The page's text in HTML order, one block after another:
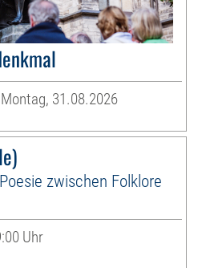
31.08.2026
zwischen Folklore
Uhr